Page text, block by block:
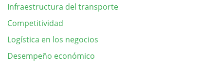
Infraestructura del transporte
Competitividad
Logística en los negocios
Desempeño económico